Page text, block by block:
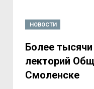
НОВОСТИ
Более
лекторий
Смоленске